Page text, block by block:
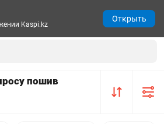
пошив
Kaspi.kz
Открыть